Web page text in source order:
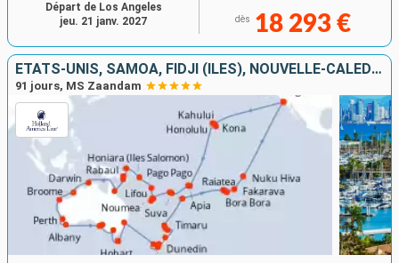
dès 18 293 €
Départ de Los Angeles
jeu. 21 janv. 2027
ÉTATS-UNIS, SAMOA, FIDJI (ÎLES), NOUVELLE-CALÉDONIE, VANUATU, PAPOUASIE-NOUVELLE-GUINÉE, AUSTRALIE, NOUVELLE-ZÉLANDE, TONGA, FRANCE
91 jours, MS Zaandam